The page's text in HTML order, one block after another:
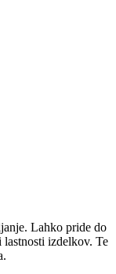
Lahko pride do
lastnosti izdelkov. Te